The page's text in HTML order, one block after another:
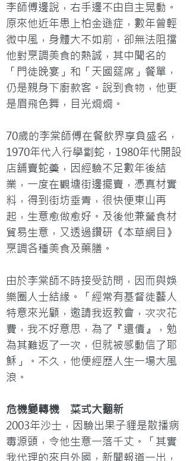
李師傅邊說，右手邊不由自主晃動。
原來他近年患上柏金遜症，數年曾輕
微中風，身體大不如前，卻無法阻擋
他對烹調美食的熱誠，其中聞名的
「門徒晚宴」和「天國筵席」餐單，
仍是親身下廚款客。說到食物，他更
是眉飛色舞，目光烱烱。
70歲的李棠師傅在餐飲界享負盛名，
1970年代入行學劏蛇，1980年代開設
店舖賣蛇羮，因經驗不足數年後結
業，一度在觀塘街邊擺賣，憑真材實
料，得到街坊垂青，很快便東山再
起，生意愈做愈好。及後他兼營食材
貿易生意，又透過鑽研《本草網目》
烹調各種美食及藥膳。
由於李棠師不時接受訪問，因而與娛
樂圈人士結緣。「經常有基督徒藝人
特意來光顧，邀請我返教會，次次花
費，我不好意思，為了『還債』，勉
為其難返了一次，但就被感動信了耶
穌」。不久，他便經歷人生一場大風
浪。
危機變轉機　菜式大翻新
2003年沙士，因驗出果子貍是散播病
毒源頭，令他生意一落千丈。「其實
我代理的來自外國，新聞報道一出，